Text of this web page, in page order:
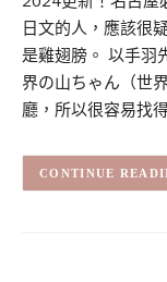
日文的人，應該很
是雞翅膀。 以手羽
界の山ちゃん（世
廳，所以很容易找
CONTINUE